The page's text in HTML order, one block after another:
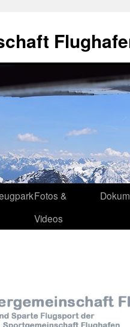
Fotos &
Videos